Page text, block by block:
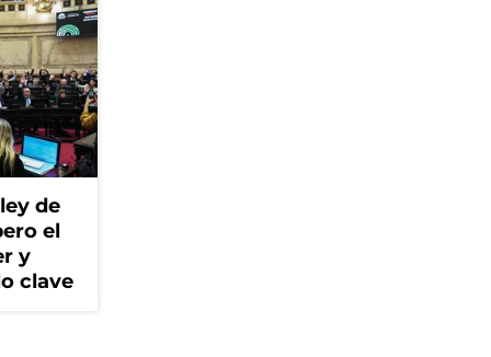
de
el
y
clave